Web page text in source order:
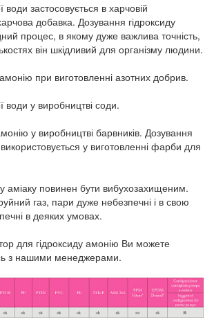
застосовується в харчовій
добавка. Дозування гідроксиду
процес, в якому дуже важлива точність,
він шкідливий для організму людини.
при виготовленні азотних добрив.
води у виробництві соди.
у виробництві барвників. Дозування
у виготовленні фарби для
аміаку повинен бути вибухозахищеним.
газ, пари дуже небезпечні і в свою
в деяких умовах.
для гідроксиду амонію Ви можете
з нашими менеджерами.